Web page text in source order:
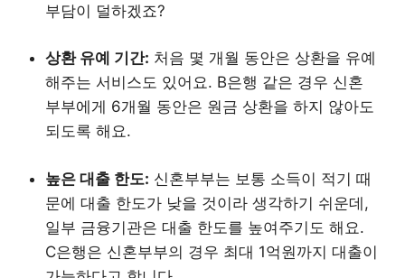
부담이 덜하겠죠?
상환 유예 기간: 처음 몇 개월 동안은 상환을 유예
해주는 서비스도 있어요. B은행 같은 경우 신혼
부부에게 6개월 동안은 원금 상환을 하지 않아도
되도록 해요.
높은 대출 한도: 신혼부부는 보통 소득이 적기 때
문에 대출 한도가 낮을 것이라 생각하기 쉬운데,
일부 금융기관은 대출 한도를 높여주기도 해요.
C은행은 신혼부부의 경우 최대 1억원까지 대출이